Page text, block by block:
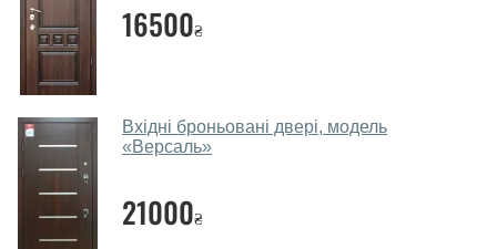
собою каталоги кольорів та візерунків. Після виміру та
консультації Ви можете оформити заявку, не
відвідуючи наш офіс.
Виклик замірника-консультанта коштує 450 грн.
Ви робите установку вхідних дверей?
16500₴
Вхідні броньовані двері, модель
«Версаль»
21000₴